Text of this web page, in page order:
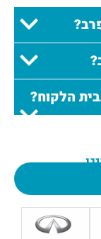
הלקוח?